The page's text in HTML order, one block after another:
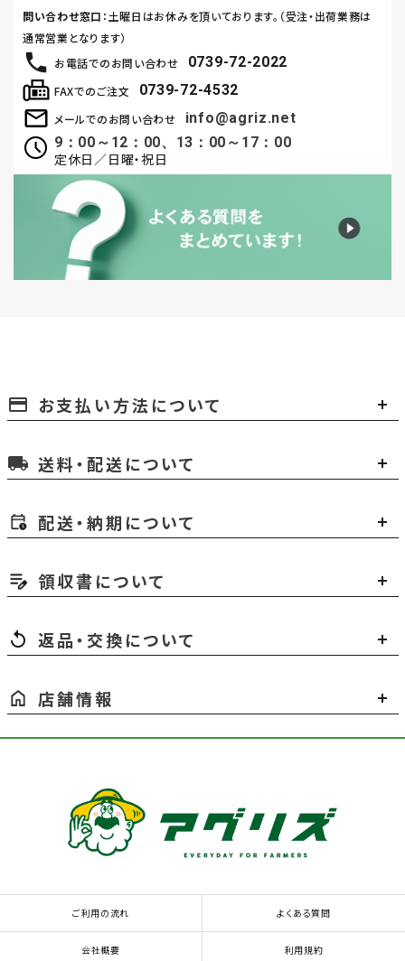
お電話でのお問い合わせ 0739-72-2022
メールでのお問い合わせ
info@agriz.net
9：00～12：00、13：00～17：00
定休日／日曜・祝日
FAXでのご注文 0739-72-4532
問い合わせ窓口 ：土曜日はお休みを頂いております。（受注・出荷業務は
通常営業となります）
payment お支払い方法について
local_shipping 送料・配送について
配送・納期について
領収書について
返品・交換について
店舗情報
ご利用の流れ よくある質問
会社概要 利用規約